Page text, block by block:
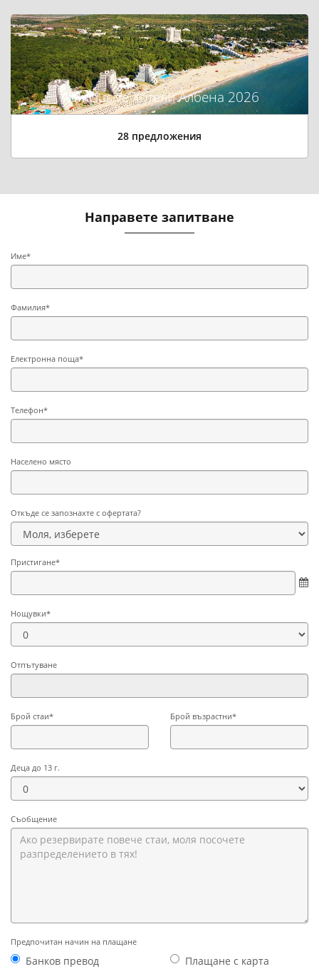
All Inclusive Хотели Албена 2026
28 предложения
Направете запитване
Име*
Фамилия*
Електронна поща*
Телефон*
Населено място
Откъде се запознахте с офертата?
Пристигане*
Нощувки*
Отпътуване
Брой стаи* Брой възрастни*
Деца до 13 г.
Съобщение
Предпочитан начин на плащане
Банков превод Плащане с картa